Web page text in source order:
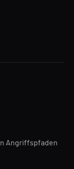
Angriffspfaden